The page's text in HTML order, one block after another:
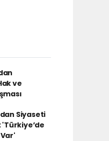
ve
Siyaseti
'Türkiye’de